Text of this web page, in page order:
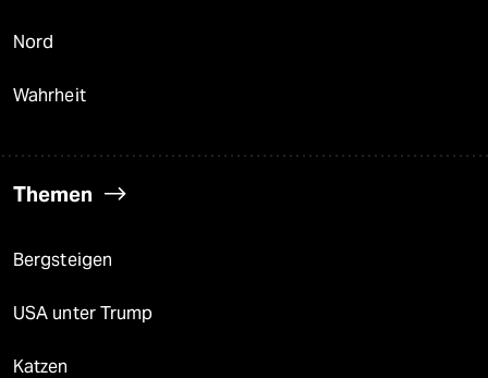
Nord
Wahrheit
Themen
Bergsteigen
USA unter Trump
Katzen